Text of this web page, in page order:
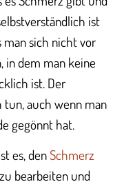
ist
man sich nicht vor
in dem man keine
ist. Der
auch wenn man
gegönnt hat.
es, denSchmerz
bearbeiten und